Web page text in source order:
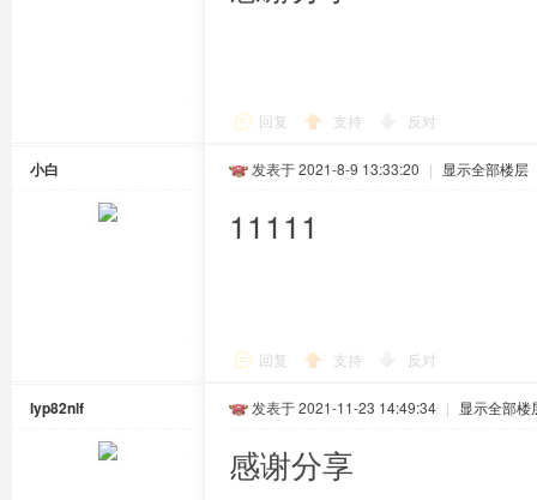
回复 支持 反对
小白 发表于 2021-8-9 13:33:20 | 显示全部楼层
11111
回复 支持 反对
lyp82nlf 发表于 2021-11-23 14:49:34 | 显示全部楼
感谢分享